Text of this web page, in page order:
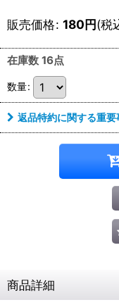
販売価格: 180円(税
在庫数 16点
数量:
返品特約に関する重要
商品詳細